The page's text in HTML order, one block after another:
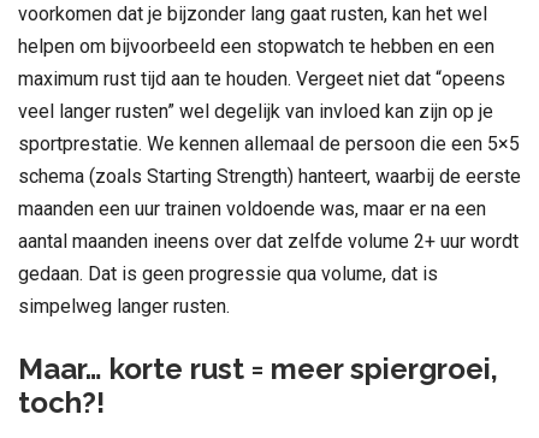
voorkomen dat je bijzonder lang gaat rusten, kan het wel
helpen om bijvoorbeeld een stopwatch te hebben en een
maximum rust tijd aan te houden. Vergeet niet dat “opeens
veel langer rusten” wel degelijk van invloed kan zijn op je
sportprestatie. We kennen allemaal de persoon die een 5×5
schema (zoals Starting Strength) hanteert, waarbij de eerste
maanden een uur trainen voldoende was, maar er na een
aantal maanden ineens over dat zelfde volume 2+ uur wordt
gedaan. Dat is geen progressie qua volume, dat is
simpelweg langer rusten.
Maar… korte rust = meer spiergroei,
toch?!